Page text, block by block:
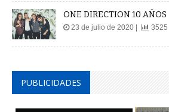
ONE DIRECTION 10 AÑOS
23 de julio de 2020 | 3525
PUBLICIDADES